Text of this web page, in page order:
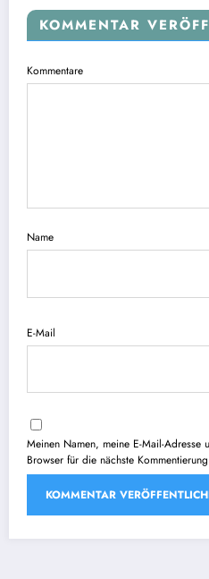
KOMMENTAR
Kommentare
Name
E-Mail
Meinen Namen, meine E-Mail-Adresse
Browser für die nächste